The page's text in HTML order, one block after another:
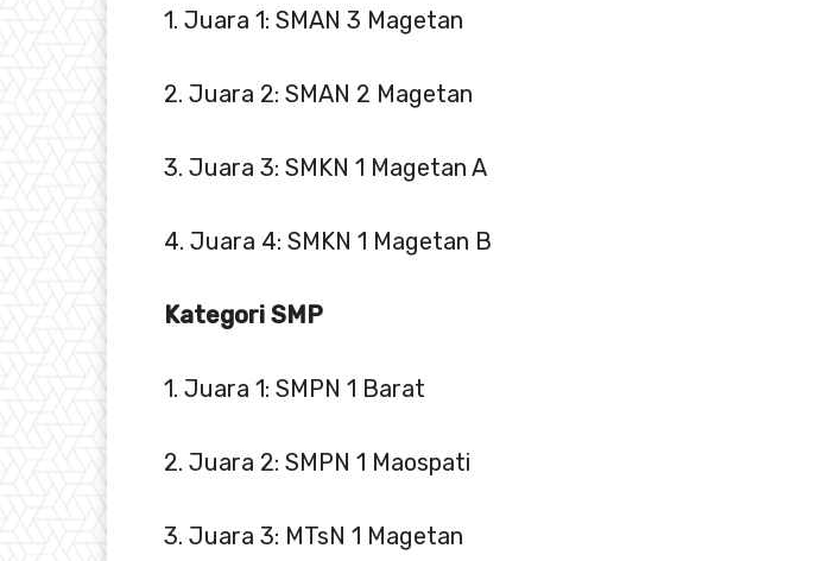
1. Juara 1: SMAN 3 Magetan
2. Juara 2: SMAN 2 Magetan
3. Juara 3: SMKN 1 Magetan A
4. Juara 4: SMKN 1 Magetan B
Kategori SMP
1. Juara 1: SMPN 1 Barat
2. Juara 2: SMPN 1 Maospati
3. Juara 3: MTsN 1 Magetan